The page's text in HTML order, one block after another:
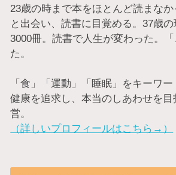
23歳の時まで本をほとんど読まな
と出会い、読書に目覚める。37歳
3000冊。読書で人生が変わった。
た。
「食」「運動」「睡眠」をキーワ
健康を追求し、本当のしあわせを
営。
（詳しいプロフィールはこちら→）